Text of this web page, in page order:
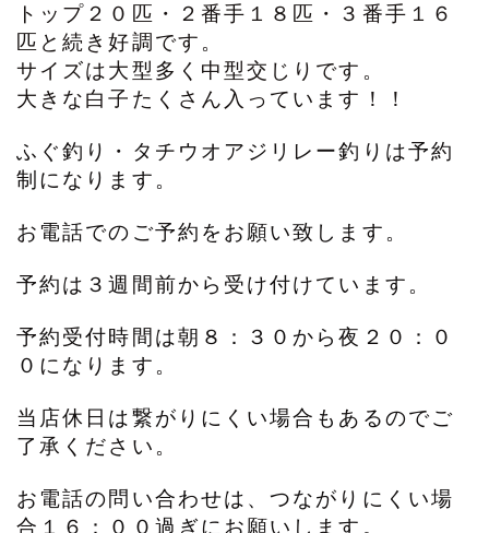
トップ２０匹・２番手１８匹・３番手１６
匹と続き好調です。
サイズは大型多く中型交じりです。
大きな白子たくさん入っています！！
ふぐ釣り・タチウオアジリレー釣りは予約
制になります。
お電話でのご予約をお願い致します。
予約は３週間前から受け付けています。
予約受付時間は朝８：３０から夜２０：０
０になります。
当店休日は繋がりにくい場合もあるのでご
了承ください。
お電話の問い合わせは、つながりにくい場
合１６：００過ぎにお願いします。